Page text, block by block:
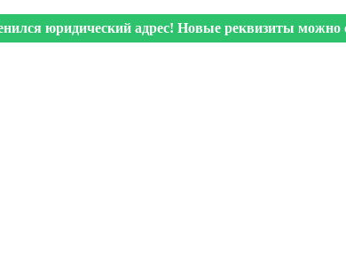
юридический адрес! Новые реквизиты можно